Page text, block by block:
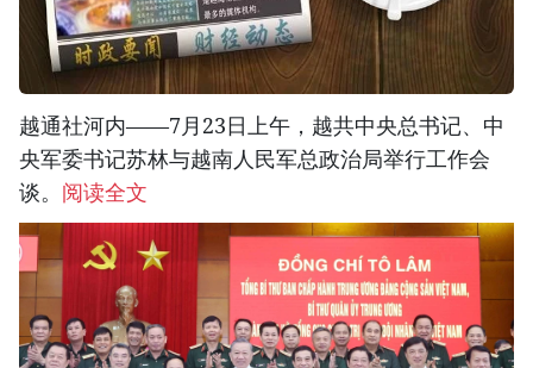
越通社河内——7月23日上午，越共中央总书记、中
央军委书记苏林与越南人民军总政治局举行工作会
谈。 阅读全文